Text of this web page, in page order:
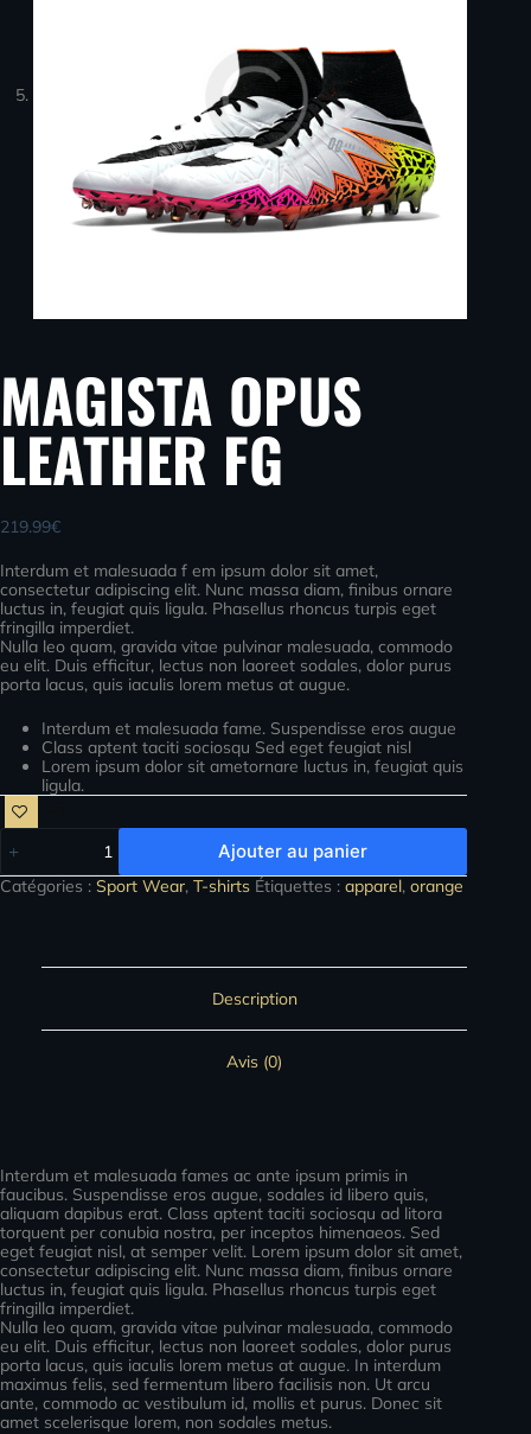
MAGISTA OPUS
LEATHER FG
219.99€
Interdum et malesuada f em ipsum dolor sit amet,
consectetur adipiscing elit. Nunc massa diam, finibus ornare
luctus in, feugiat quis ligula. Phasellus rhoncus turpis eget
fringilla imperdiet.
Nulla leo quam, gravida vitae pulvinar malesuada, commodo
eu elit. Duis efficitur, lectus non laoreet sodales, dolor purus
porta lacus, quis iaculis lorem metus at augue.
Interdum et malesuada fame. Suspendisse eros augue
Class aptent taciti sociosqu Sed eget feugiat nisl
Lorem ipsum dolor sit ametornare luctus in, feugiat quis
ligula.
Ajouter au panier
Catégories : Sport Wear, T-shirts Étiquettes : apparel, orange
Description
Avis (0)
Interdum et malesuada fames ac ante ipsum primis in
faucibus. Suspendisse eros augue, sodales id libero quis,
aliquam dapibus erat. Class aptent taciti sociosqu ad litora
torquent per conubia nostra, per inceptos himenaeos. Sed
eget feugiat nisl, at semper velit. Lorem ipsum dolor sit amet,
consectetur adipiscing elit. Nunc massa diam, finibus ornare
luctus in, feugiat quis ligula. Phasellus rhoncus turpis eget
fringilla imperdiet.
Nulla leo quam, gravida vitae pulvinar malesuada, commodo
eu elit. Duis efficitur, lectus non laoreet sodales, dolor purus
porta lacus, quis iaculis lorem metus at augue. In interdum
maximus felis, sed fermentum libero facilisis non. Ut arcu
ante, commodo ac vestibulum id, mollis et purus. Donec sit
amet scelerisque lorem, non sodales metus.